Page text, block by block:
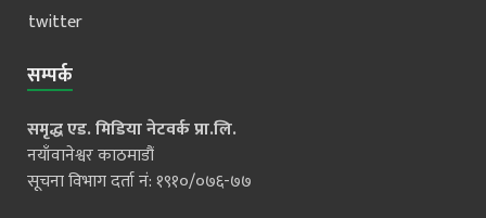
twitter
सम्पर्क
समृद्ध एड. मिडिया नेटवर्क प्रा.लि.
नयाँवानेश्वर काठमाडौं
सूचना विभाग दर्ता नं: १९१०/०७६-७७